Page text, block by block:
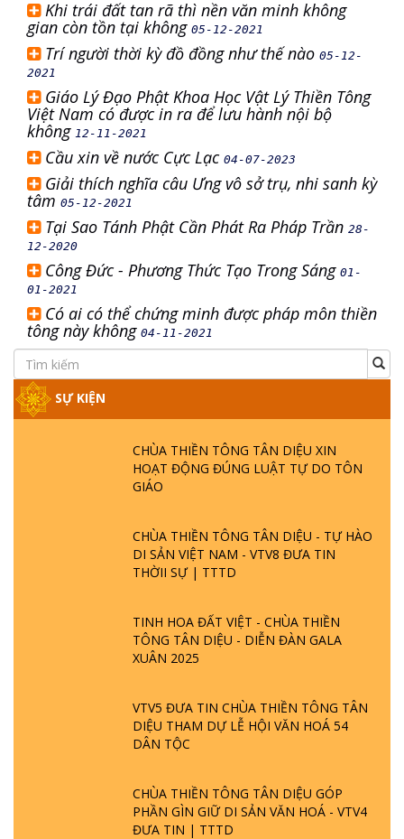
Khi trái đất tan rã thì nền văn minh không
gian còn tồn tại không 05-12-2021
Trí người thời kỳ đồ đồng như thế nào 05-12-
2021
Giáo Lý Đạo Phật Khoa Học Vật Lý Thiền Tông
Việt Nam có được in ra để lưu hành nội bộ
không 12-11-2021
Cầu xin về nước Cực Lạc 04-07-2023
Giải thích nghĩa câu Ưng vô sở trụ, nhi sanh kỳ
tâm 05-12-2021
Tại Sao Tánh Phật Cần Phát Ra Pháp Trần 28-
12-2020
Công Đức - Phương Thức Tạo Trong Sáng 01-
01-2021
Có ai có thể chứng minh được pháp môn thiền
tông này không 04-11-2021
SỰ KIỆN
CHÙA THIỀN TÔNG TÂN DIỆU XIN
HOẠT ĐỘNG ĐÚNG LUẬT TỰ DO TÔN
GIÁO
CHÙA THIỀN TÔNG TÂN DIỆU - TỰ HÀO
DI SẢN VIỆT NAM - VTV8 ĐƯA TIN
THỜII SỰ | TTTD
TINH HOA ĐẤT VIỆT - CHÙA THIỀN
TÔNG TÂN DIỆU - DIỄN ĐÀN GALA
XUÂN 2025
VTV5 ĐƯA TIN CHÙA THIỀN TÔNG TÂN
DIỆU THAM DỰ LỄ HỘI VĂN HOÁ 54
DÂN TỘC
CHÙA THIỀN TÔNG TÂN DIỆU GÓP
PHẦN GÌN GIỮ DI SẢN VĂN HOÁ - VTV4
ĐƯA TIN | TTTD